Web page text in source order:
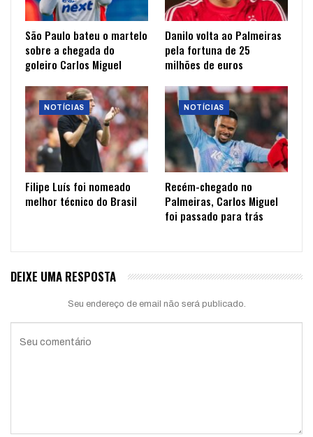
São Paulo bateu o martelo
sobre a chegada do
goleiro Carlos Miguel
Danilo volta ao Palmeiras
pela fortuna de 25
milhões de euros
NOTÍCIAS
Filipe Luís foi nomeado
melhor técnico do Brasil
NOTÍCIAS
Recém-chegado no
Palmeiras, Carlos Miguel
foi passado para trás
DEIXE UMA RESPOSTA
Seu endereço de email não será publicado.